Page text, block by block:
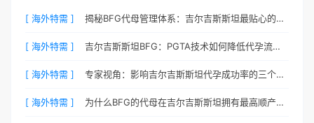
[ 海外特需 ] 揭秘BFG代母管理体系：吉尔吉斯斯坦最贴心的生活照顾
[ 海外特需 ] 吉尔吉斯斯坦BFG：PGTA技术如何降低代孕流产风险？
[ 海外特需 ] 专家视角：影响吉尔吉斯斯坦代孕成功率的三个核心要素
[ 海外特需 ] 为什么BFG的代母在吉尔吉斯斯坦拥有最高顺产率？